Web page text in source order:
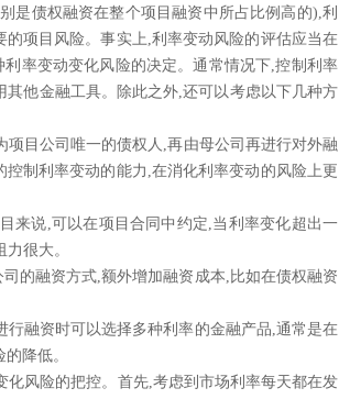
是债权融资在整个项目融资中所占比例高的),利
项目风险。事实上,利率变动风险的评估应当在
率变动变化风险的决定。通常情况下,控制利率
其他金融工具。除此之外,还可以考虑以下几种方
项目公司唯一的债权人,再由母公司再进行对外融
制利率变动的能力,在消化利率变动的风险上更
来说,可以在项目合同中约定,当利率变化超出一
很大。
的融资方式,额外增加融资成本,比如在债权融资
行融资时可以选择多种利率的金融产品,通常是在
降低。
风险的把控。 首先,考虑到市场利率每天都在发